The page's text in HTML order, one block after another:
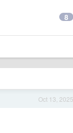
8
Oct 13, 2025